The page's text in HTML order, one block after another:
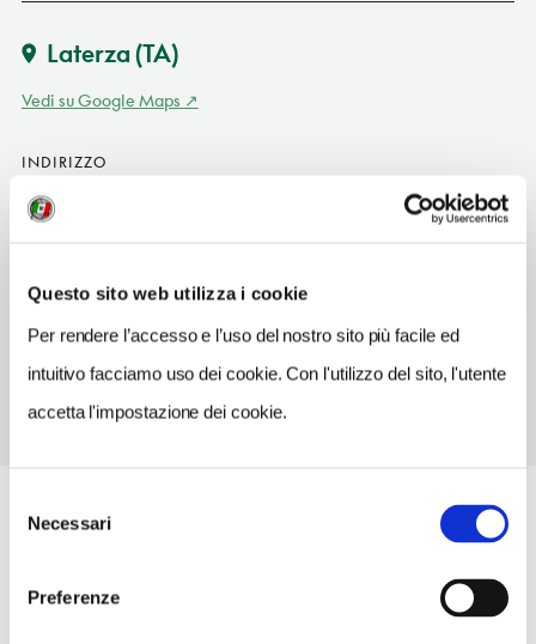
Questo sito web utilizza i cookie
Per rendere l’accesso e l’uso del nostro sito più facile ed
intuitivo facciamo uso dei cookie. Con l'utilizzo del sito, l'utente
accetta l'impostazione dei cookie.
delNecessari
Preferenze
Laterza (TA)
Vedi su Google Maps
INDIRIZZO
via Crispi 36 - 74014
Laterza (TA)
TELEFONO
0998297942